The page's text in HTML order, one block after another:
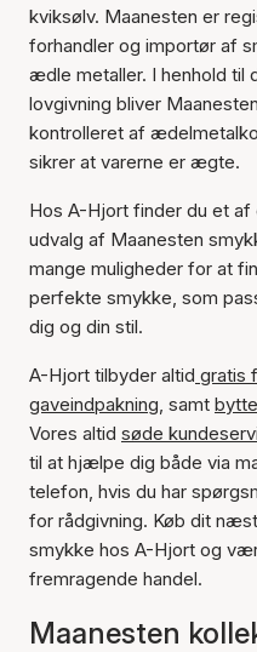
kviksølv. Maanesten er
forhandler og importør af
ædle metaller. I henhold til
lovgivning bliver
kontrolleret af
sikrer at varerne er ægte.
Hos A-Hjort finder du et af
udvalg af Maanesten
mange muligheder for at
perfekte smykke, som
dig og din stil.
A-Hjort tilbyder altid gratis
gaveindpakning, samt
Vores altid søde
til at hjælpe dig både via
telefon, hvis du har
for rådgivning. Køb dit
smykke hos A-Hjort og
fremragende handel.
Maanesten